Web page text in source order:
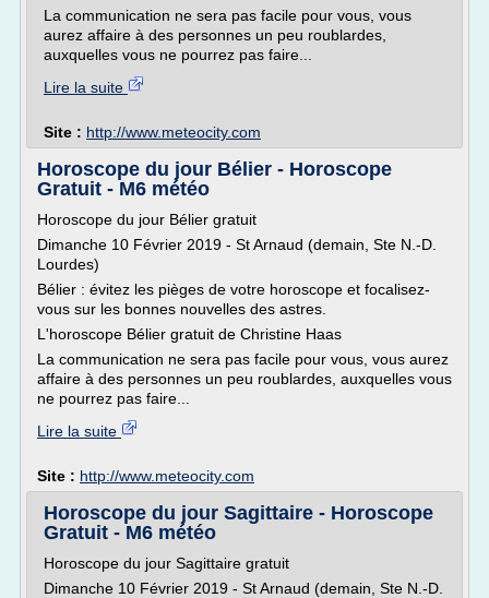
La communication ne sera pas facile pour vous, vous
aurez affaire à des personnes un peu roublardes,
auxquelles vous ne pourrez pas faire...
Lire la suite
Site : http://www.meteocity.com
Horoscope du jour Bélier - Horoscope
Gratuit - M6 météo
Horoscope du jour Bélier gratuit
Dimanche 10 Février 2019 - St Arnaud (demain, Ste N.-D.
Lourdes)
Bélier : évitez les pièges de votre horoscope et focalisez-
vous sur les bonnes nouvelles des astres.
L'horoscope Bélier gratuit de Christine Haas
La communication ne sera pas facile pour vous, vous aurez
affaire à des personnes un peu roublardes, auxquelles vous
ne pourrez pas faire...
Lire la suite
Site : http://www.meteocity.com
Horoscope du jour Sagittaire - Horoscope
Gratuit - M6 météo
Horoscope du jour Sagittaire gratuit
Dimanche 10 Février 2019 - St Arnaud (demain, Ste N.-D.